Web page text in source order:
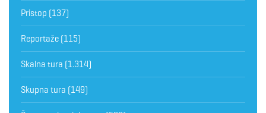
Pristop (137)
Reportaže (115)
Skalna tura (1.314)
Skupna tura (149)